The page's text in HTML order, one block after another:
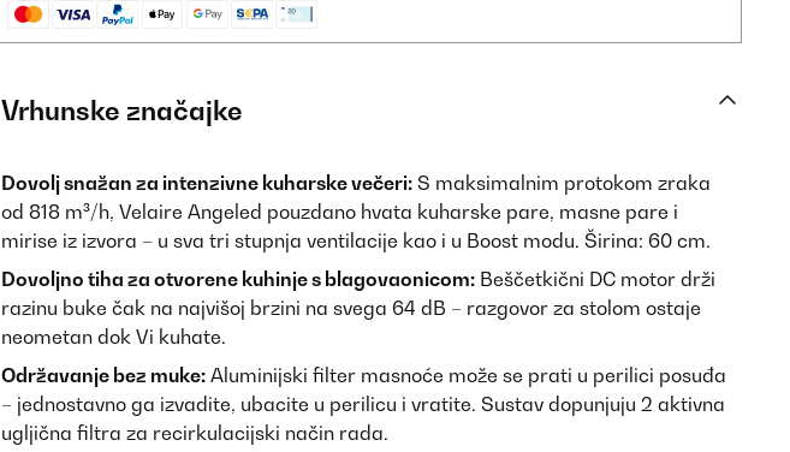
Vrhunske značajke
Dovolj snažan za intenzivne kuharske večeri: S maksimalnim protokom zraka
od 818 m³/h, Velaire Angeled pouzdano hvata kuharske pare, masne pare i
mirise iz izvora – u sva tri stupnja ventilacije kao i u Boost modu. Širina: 60 cm.
Dovoljno tiha za otvorene kuhinje s blagovaonicom: Beščetkični DC motor drži
razinu buke čak na najvišoj brzini na svega 64 dB – razgovor za stolom ostaje
neometan dok Vi kuhate.
Održavanje bez muke: Aluminijski filter masnoće može se prati u perilici posuđa
– jednostavno ga izvadite, ubacite u perilicu i vratite. Sustav dopunjuju 2 aktivna
ugljična filtra za recirkulacijski način rada.